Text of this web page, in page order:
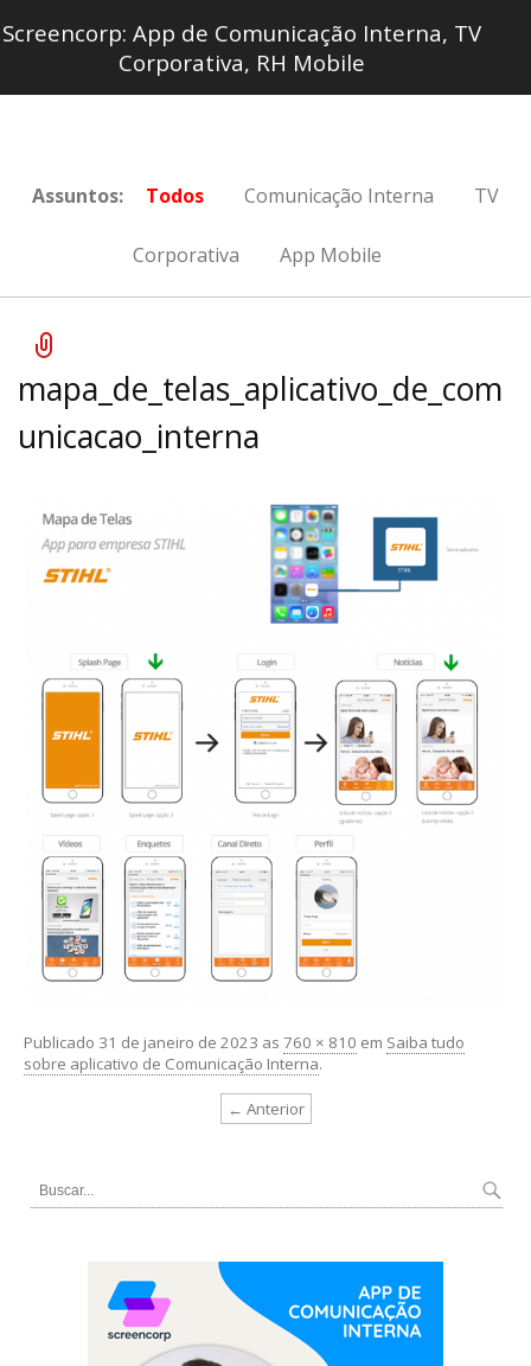
Screencorp: App de Comunicação Interna, TV
Corporativa, RH Mobile
Assuntos: Todos Comunicação Interna TV
Corporativa App Mobile
mapa_de_telas_aplicativo_de_com
unicacao_interna
Publicado 31 de janeiro de 2023 as 760 × 810 em Saiba tudo
sobre aplicativo de Comunicação Interna.
← Anterior